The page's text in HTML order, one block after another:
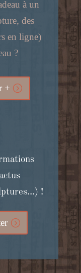
à un
des
en ligne)
?
+
!